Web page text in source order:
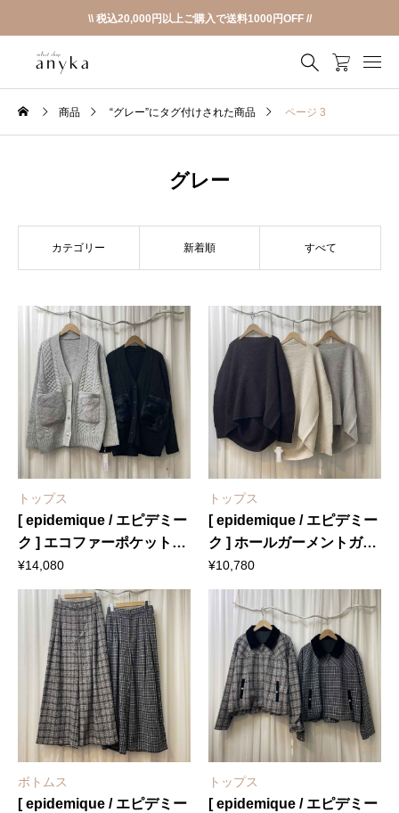
\\ 税込20,000円以上ご購入で送料1000円OFF //
商品 “グレー”にタグ付けされた商品 ページ 3
グレー
カテゴリー 新着順 すべて
トップス
[ epidemique / エピデミー
ク ] エコファーポケットニ
ットカーディガン
¥14,080
トップス
[ epidemique / エピデミー
ク ] ホールガーメントガー
ターニット
¥10,780
ボトムス
[ epidemique / エピデミー
トップス
[ epidemique / エピデミー